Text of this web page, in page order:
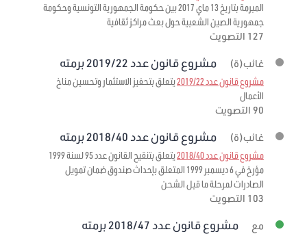
المبرمة بتاريخ 13 ماي 2017 بين حكومة الجمهورية التونسية وحكومة
جمهورية الصين الشعبية حول بعث مراكز ثقافية
127 التصويت
غائب(ة) مشروع قانون عدد 2019/22 برمته
مشروع قانون عدد 2019/22
يتعلق بتحفيز الاستثمار وتحسين مناخ
الأعمال
90 التصويت
غائب(ة) مشروع قانون عدد 2018/40 برمته
مشروع قانون عدد 2018/40
يتعلق بتنقيح القانون عدد 95 لسنة 1999
مؤرخ في 6 ديسمبر 1999 المتعلق بإحداث صندوق ضمان تمويل
الصادرات لمرحلة ما قبل الشحن
103 التصويت
مع مشروع قانون عدد 2018/47 برمته